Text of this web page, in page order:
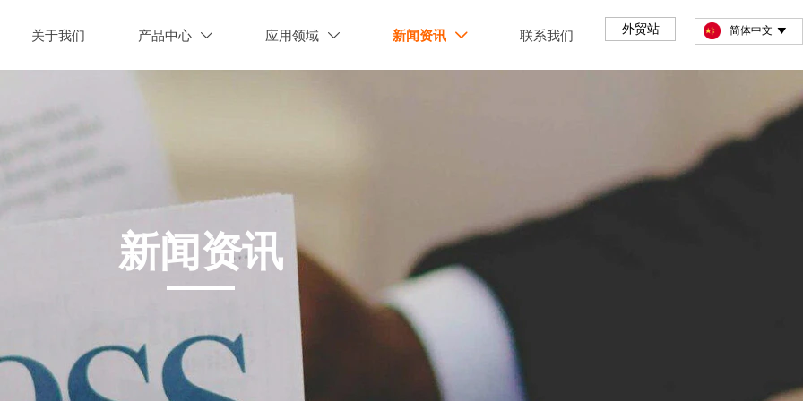
关于我们 产品中心  应用领域  新闻资讯  联系我们 外贸站 简体中文 
新闻资讯